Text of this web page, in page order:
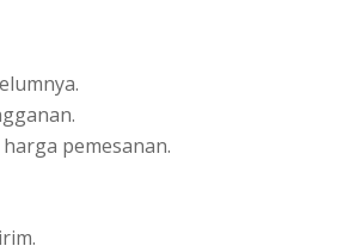
реmеѕаnаn.